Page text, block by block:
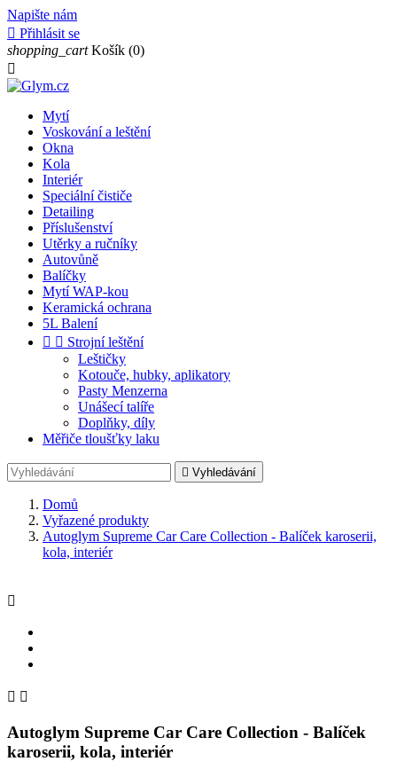
Napište nám
 Přihlásit se
shopping_cart Košík (0)

Mytí
Voskování a leštění
Okna
Kola
Interiér
Speciální čističe
Detailing
Příslušenství
Utěrky a ručníky
Autovůně
Balíčky
Mytí WAP-kou
Keramická ochrana
5L Balení
  Strojní leštění
Leštičky
Kotouče, hubky, aplikatory
Pasty Menzerna
Unášecí talíře
Doplňky, díly
Měřiče tloušťky laku
 Vyhledávání
Domů
Vyřazené produkty
Autoglym Supreme Car Care Collection - Balíček karoserii,
kola, interiér

 
Autoglym Supreme Car Care Collection - Balíček
karoserii, kola, interiér